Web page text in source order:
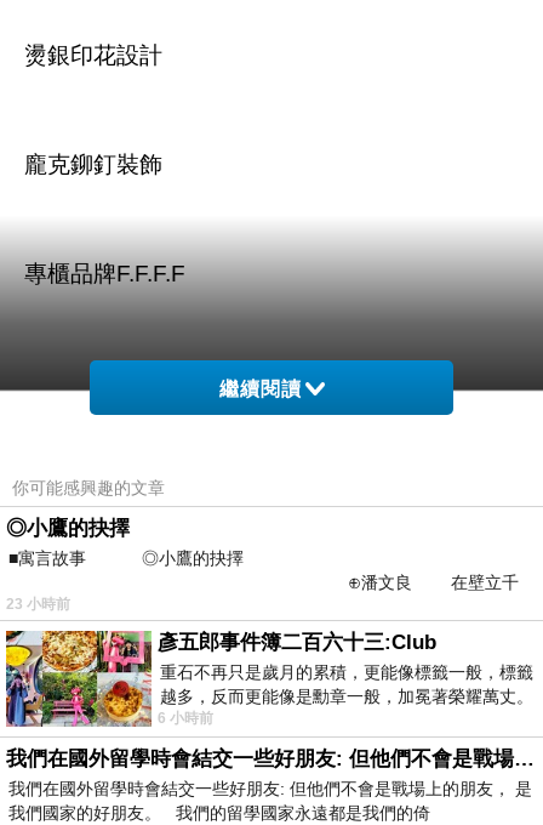
燙銀印花設計
龐克鉚釘裝飾
專櫃品牌F.F.F.F
FFFF 暈染燙銀印花龐克風上衣 (共兩色)
繼續閱讀
你可能感興趣的文章
◎小鷹的抉擇
■寓言故事 ◎小鷹的抉擇
⊕潘文良 在壁立千
仞的懸崖上，有一座遮天蔽
23 小時前
彥五郎事件簿二百六十三:Club
重石不再只是歲月的累積，更能像標籤一般，標籤
越多，反而更能像是勳章一般，加冕著榮耀萬丈。
習慣一如縱容，成了再難輕輕放下的罪證
6 小時前
我們在國外留學時會結交一些好朋友: 但他們不會是戰場上的朋友
我們在國外留學時會結交一些好朋友: 但他們不會是戰場上的朋友， 是
我們國家的好朋友。 我們的留學國家永遠都是我們的倚